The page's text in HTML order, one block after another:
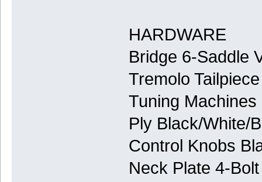
HARDWARE
Bridge 6-Saddle
Tremolo
Tuning
Ply Black/White/
Control Knobs
Neck Plate 4-Bolt